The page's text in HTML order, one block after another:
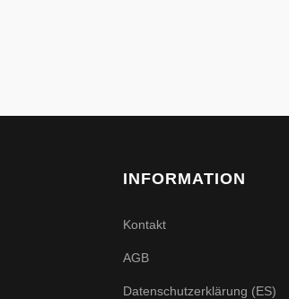
INFORMATION
Kontakt
AGB
Datenschutzerklärung (ES)